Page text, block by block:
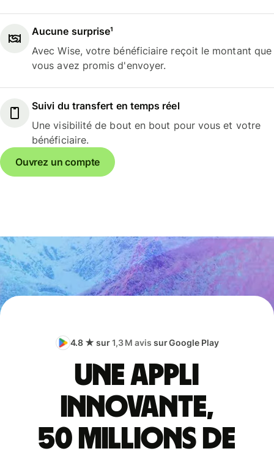
Aucune surprise¹
Avec Wise, votre bénéficiaire reçoit le montant que
vous avez promis d'envoyer.
Suivi du transfert en temps réel
Une visibilité de bout en bout pour vous et votre
bénéficiaire.
Ouvrez un compte
4.8 ★ sur1,3 M avis sur Google Play
Une appli
innovante,
50 millions de